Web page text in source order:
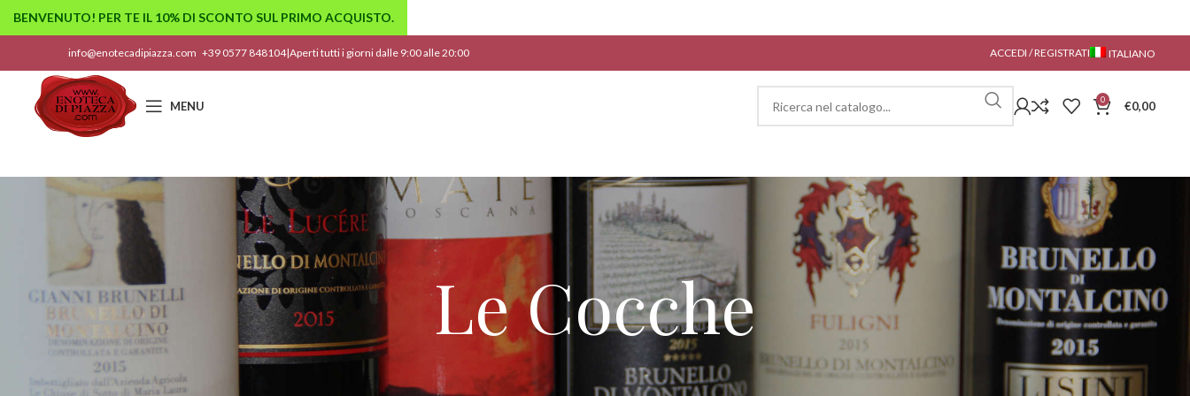
info@enotecadipiazza.com +39 0577 848104|Aperti tutti i giorni dalle 9:00 alle 20:00 ACCEDI / REGISTRATI ITALIANO
MENU 0 €0,00
Le Cocche
BENVENUTO! PER TE IL 10% DI SCONTO SUL PRIMO ACQUISTO.